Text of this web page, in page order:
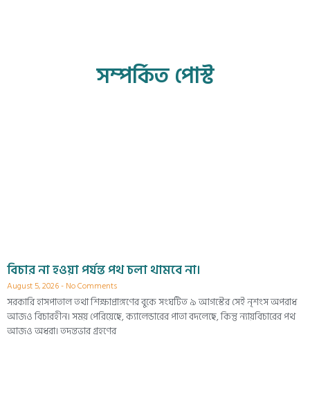
সম্পর্কিত পোস্ট
বিচার না হওয়া পর্যন্ত পথ চলা থামবে না।
August 5, 2026 No Comments
সরকারি হাসপাতাল তথা শিক্ষাপ্রাঙ্গণের বুকে সংঘটিত ৯ আগস্টের সেই নৃশংস অপরাধ
আজও বিচারহীন। সময় পেরিয়েছে, ক্যালেন্ডারের পাতা বদলেছে, কিন্তু ন্যায়বিচারের পথ
আজও অধরা। তদন্তভার গ্রহণের